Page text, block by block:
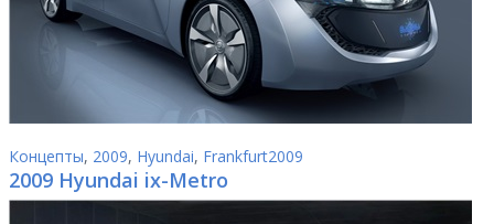
Концепты, 2009, Hyundai, Frankfurt2009
2009 Hyundai ix-Metro